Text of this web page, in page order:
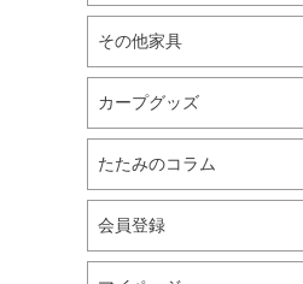
その他家具
カープグッズ
たたみのコラム
会員登録